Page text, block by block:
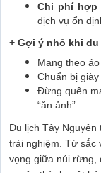
Chi phí hợp
dịch vụ ổn
+ Gợi ý nhỏ khi
Mang theo
Chuẩn bị
Đừng quên
“ăn ảnh”
Du lịch Tây Nguyên
trải nghiệm. Từ sắc
vọng giữa núi rừng,